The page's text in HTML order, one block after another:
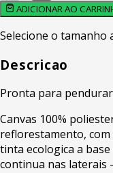
ADICIONAR AO
Selecione o tamanho
Descricao
Pronta para
Canvas 100%
reflorestamento,
tinta ecologica a
continua nas laterais